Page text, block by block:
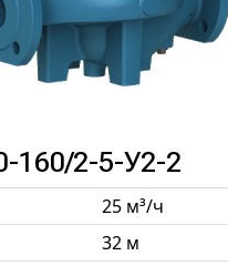
2-5-У2-2
25 м³/ч
32 м